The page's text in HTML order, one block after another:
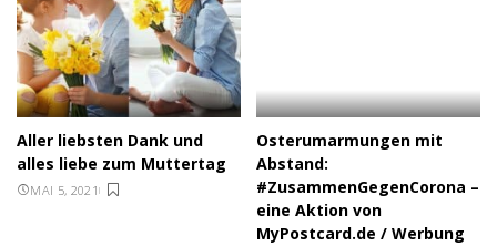
Aller liebsten Dank und
alles liebe zum Muttertag
MAI 5, 2021
Osterumarmungen mit
Abstand:
#ZusammenGegenCorona –
eine Aktion von
MyPostcard.de / Werbung